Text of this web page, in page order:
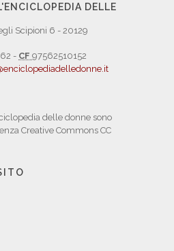
DELLE
Scipioni 6 - 20129
- CF 97562510152
delle donne sono
Creative Commons CC